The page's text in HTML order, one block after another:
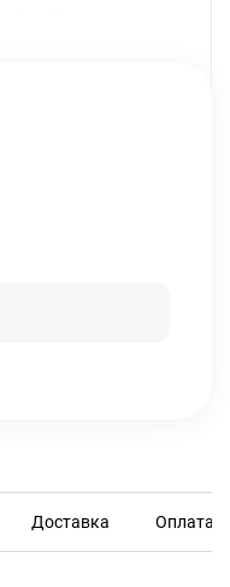
Доставка Оплата